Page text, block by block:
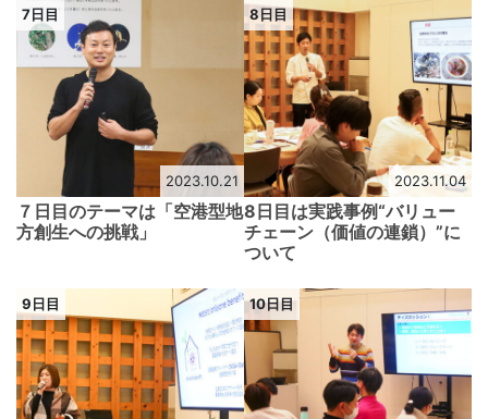
7日目
2023.10.21
７日目のテーマは「空港型地
方創生への挑戦」
8日目
2023.11.04
8日目は実践事例“バリュー
チェーン（価値の連鎖）”に
ついて
9日目 10日目